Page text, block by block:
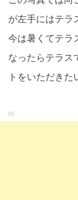
が左手にはテラ
今は暑くてテラ
なったらテラス
トをいただきた
PR